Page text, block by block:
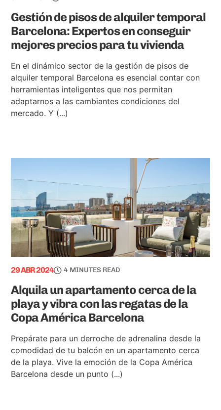
Gestión de pisos de alquiler temporal
Barcelona: Expertos en conseguir
mejores precios para tu vivienda
En el dinámico sector de la gestión de pisos de
alquiler temporal Barcelona es esencial contar con
herramientas inteligentes que nos permitan
adaptarnos a las cambiantes condiciones del
mercado. Y (...)
29 ABR 2024 4 MINUTES READ
Alquila un apartamento cerca de la
playa y vibra con las regatas de la
Copa América Barcelona
Prepárate para un derroche de adrenalina desde la
comodidad de tu balcón en un apartamento cerca
de la playa. Vive la emoción de la Copa América
Barcelona desde un punto (...)